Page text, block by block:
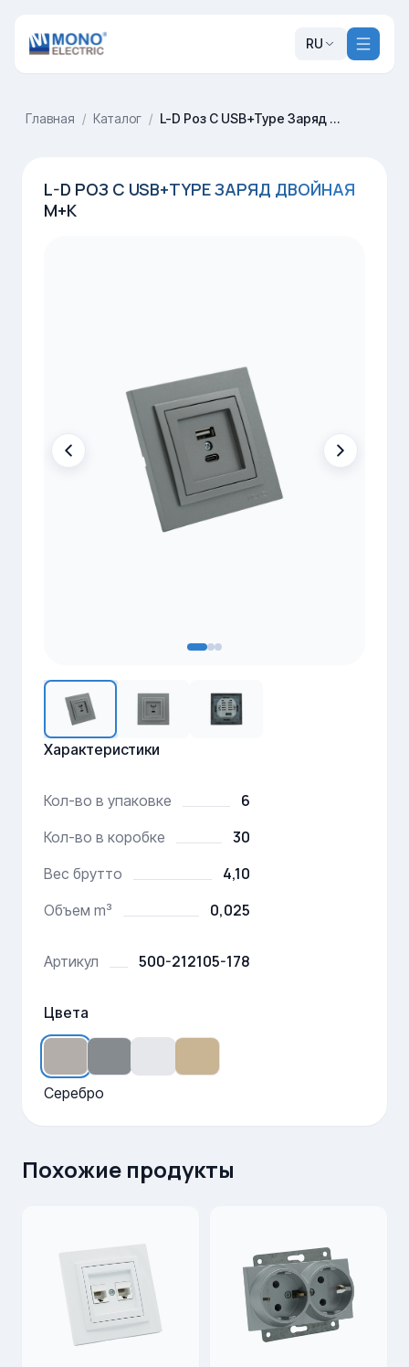
RU
Главная / Каталог / L-D Роз С USB+Type Заряд Двойная М+К
L-D РОЗ С USB+TYPE ЗАРЯД ДВОЙНАЯ
М+К
Характеристики
Кол-во в упаковке 6
Кол-во в коробке 30
Вес брутто 4,10
Объем m³ 0,025
Артикул 500-212105-178
Цвета
Серебро
Похожие продукты